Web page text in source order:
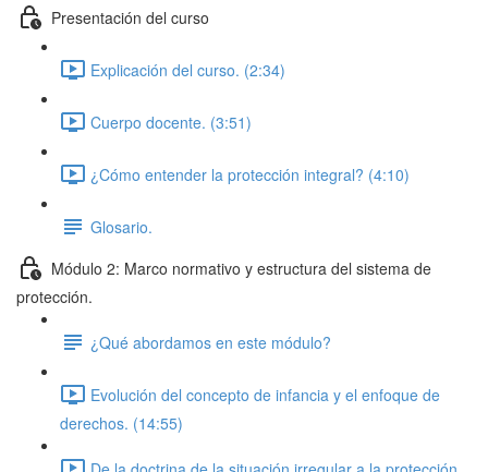
Presentación del curso
Explicación del curso. (2:34)
Cuerpo docente. (3:51)
¿Cómo entender la protección integral? (4:10)
Glosario.
Módulo 2: Marco normativo y estructura del sistema de
protección.
¿Qué abordamos en este módulo?
Evolución del concepto de infancia y el enfoque de
derechos. (14:55)